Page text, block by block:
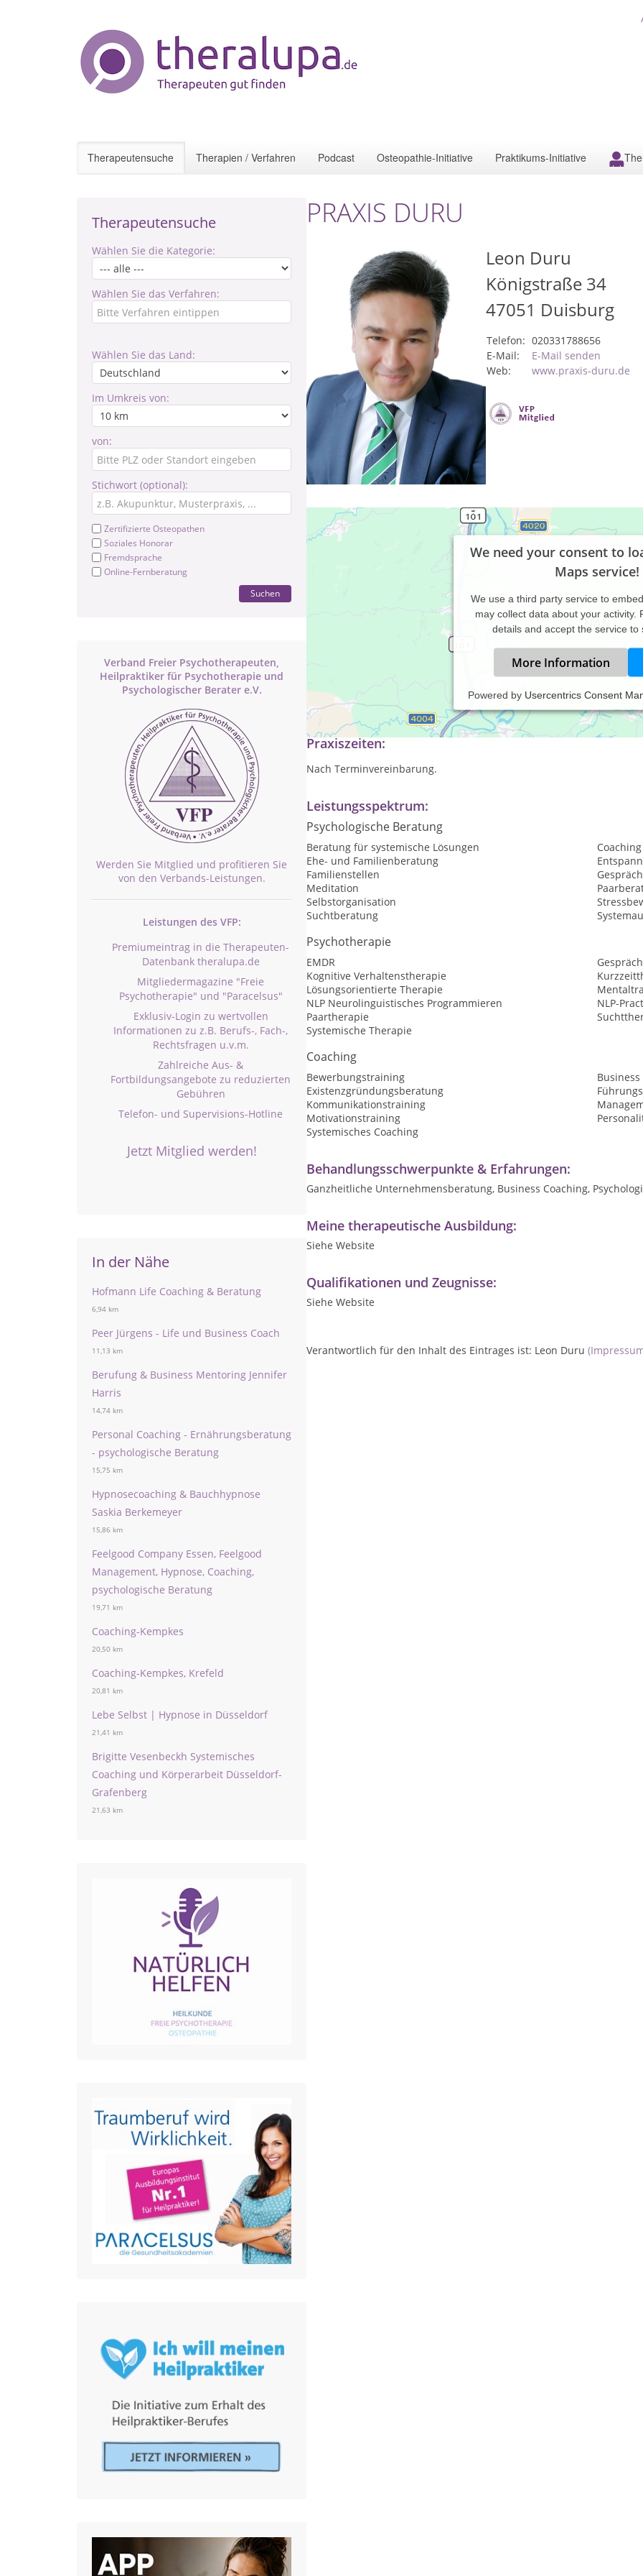
Therapeutensuche Therapien / Verfahren Podcast Osteopathie-Initiative Praktikums-Initiative
Therapeutensuche
Wählen Sie die Kategorie:
Wählen Sie das Verfahren:
Wählen Sie das Land:
Im Umkreis von:
von:
Stichwort (optional):
Zertifizierte Osteopathen
Soziales Honorar
Fremdsprache
Online-Fernberatung
Suchen
Verband Freier Psychotherapeuten,
Heilpraktiker für Psychotherapie und
Psychologischer Berater e.V.
Werden Sie Mitglied und profitieren Sie
von den Verbands-Leistungen.
Leistungen des VFP:
Premiumeintrag in die Therapeuten-
Datenbank theralupa.de
Mitgliedermagazine "Freie
Psychotherapie" und "Paracelsus"
Exklusiv-Login zu wertvollen
Informationen zu z.B. Berufs-, Fach-,
Rechtsfragen u.v.m.
Zahlreiche Aus- &
Fortbildungsangebote zu reduzierten
Gebühren
Telefon- und Supervisions-Hotline
Jetzt Mitglied werden!
In der Nähe
Hofmann Life Coaching & Beratung
6,94 km
Peer Jürgens - Life und Business Coach
11,13 km
Berufung & Business Mentoring Jennifer
Harris
14,74 km
Personal Coaching - Ernährungsberatung
- psychologische Beratung
15,75 km
Hypnosecoaching & Bauchhypnose
Saskia Berkemeyer
15,86 km
Feelgood Company Essen, Feelgood
Management, Hypnose, Coaching,
psychologische Beratung
19,71 km
Coaching-Kempkes
20,50 km
Coaching-Kempkes, Krefeld
20,81 km
Lebe Selbst | Hypnose in Düsseldorf
21,41 km
Brigitte Vesenbeckh Systemisches
Coaching und Körperarbeit Düsseldorf-
Grafenberg
21,63 km
PRAXIS DURU
Leon Duru
Königstraße 34
47051 Duisburg
Telefon: 020331788656
E-Mail:
E-Mail senden
Web:
www.praxis-duru.de
We need your consent to
Maps service!
We use a third party service to
may collect data about your activity.
details and accept the service to
More Information
Powered by Usercentrics Consent
Dienstleistungen für die Justiz und Business
Praxiszeiten:
Nach Terminvereinbarung.
Leistungsspektrum:
Psychologische Beratung
Beratung für systemische Lösungen
Coaching
Ehe- und Familienberatung
Familienstellen
Meditation
Selbstorganisation
Suchtberatung
Psychotherapie
EMDR
Kognitive Verhaltenstherapie
Lösungsorientierte Therapie
NLP Neurolinguistisches Programmieren
NLP-
Paartherapie
Systemische Therapie
Coaching
Bewerbungstraining
Existenzgründungsberatung
Kommunikationstraining
Motivationstraining
Systemisches Coaching
Behandlungsschwerpunkte & Erfahrungen:
Ganzheitliche Unternehmensberatung, Business Coaching,
Meine therapeutische Ausbildung:
Siehe Website
Qualifikationen und Zeugnisse:
Siehe Website
Verantwortlich für den Inhalt des Eintrages ist: Leon Duru